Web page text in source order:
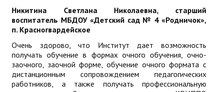
Никитина Светлана Николаевна, старший
воспитатель МБДОУ «Детский сад № 4 «Родничок»,
п. Красногвардейское
Очень здорово, что Институт дает возможность
получать обучение в формах очного обучения, очно-
заочного, заочной форме, обучение очного формата с
дистанционным сопровождением педагогических
работников, а также получать профессиональную